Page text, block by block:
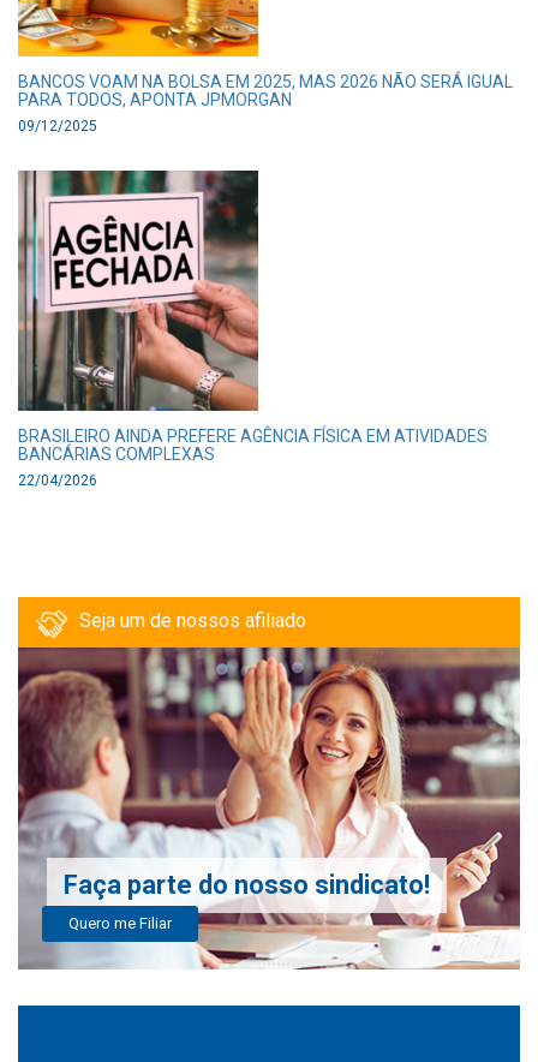
BANCOS VOAM NA BOLSA EM 2025, MAS 2026 NÃO SERÁ IGUAL
PARA TODOS, APONTA JPMORGAN
09/12/2025
BRASILEIRO AINDA PREFERE AGÊNCIA FÍSICA EM ATIVIDADES
BANCÁRIAS COMPLEXAS
22/04/2026
Seja um de nossos afiliado
Faça parte do nosso sindicato!
Quero me Filiar